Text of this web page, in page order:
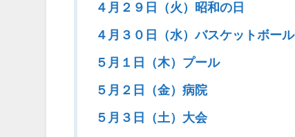
４月２９日（火）昭和の日
４月３０日（水）バスケットボール
５月１日（木）プール
５月２日（金）病院
５月３日（土）大会